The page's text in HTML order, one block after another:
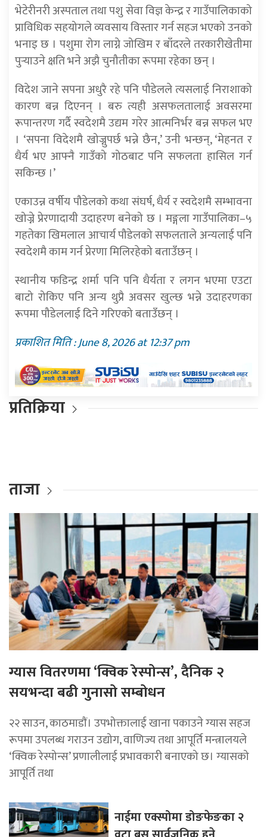
भेटेरीनरी अस्पताल तथा पशु सेवा विज्ञ केन्द्र र गाउँपालिकाको
प्राविधिक सहयोगले व्यवसाय विस्तार गर्न सहज भएको उनको
भनाइ छ । पशुमा रोग लाग्ने जोखिम र बाँदरले तरकारीखेतीमा
पुर्‍याउने क्षति भने अझै चुनौतीका रूपमा रहेका छन् ।
विदेश जाने सपना अधुरै रहे पनि पौडेलले त्यसलाई निराशाको
कारण बन्न दिएनन् । बरु त्यही असफलतालाई अवसरमा
रूपान्तरण गर्दै स्वदेशमै उद्यम गरेर आत्मनिर्भर बन्न सफल भए
। ‘सपना विदेशमै खोज्नुपर्छ भन्ने छैन,’ उनी भन्छन्, ‘मेहनत र
धैर्य भए आफ्नै गाउँको गोठबाट पनि सफलता हासिल गर्न
सकिन्छ ।’
एकाउन्न वर्षीय पौडेलको कथा संघर्ष, धैर्य र स्वदेशमै सम्भावना
खोज्ने प्रेरणादायी उदाहरण बनेको छ । मङ्गला गाउँपालिका–५
गहतेका खिमलाल आचार्य पौडेलको सफलताले अन्यलाई पनि
स्वदेशमै काम गर्न प्रेरणा मिलिरहेको बताउँछन् ।
स्थानीय फडिन्द्र शर्मा पनि पनि धैर्यता र लगन भएमा एउटा
बाटो रोकिए पनि अन्य थुप्रै अवसर खुल्छ भन्ने उदाहरणका
रूपमा पौडेललाई दिने गरिएको बताउँछन् ।
प्रकाशित मिति : June 8, 2026 at 12:37 pm
प्रतिक्रिया
ताजा
ग्यास वितरणमा ‘क्विक रेस्पोन्स’, दैनिक २
सयभन्दा बढी गुनासो सम्बोधन
२२ साउन, काठमाडाैं। उपभोक्तालाई खाना पकाउने ग्यास सहज
रूपमा उपलब्ध गराउन उद्योग, वाणिज्य तथा आपूर्ति मन्त्रालयले
‘क्विक रेस्पोन्स’ प्रणालीलाई प्रभावकारी बनाएको छ। ग्यासको
आपूर्ति तथा
नाईमा एक्स्पोमा डोङफेङका २